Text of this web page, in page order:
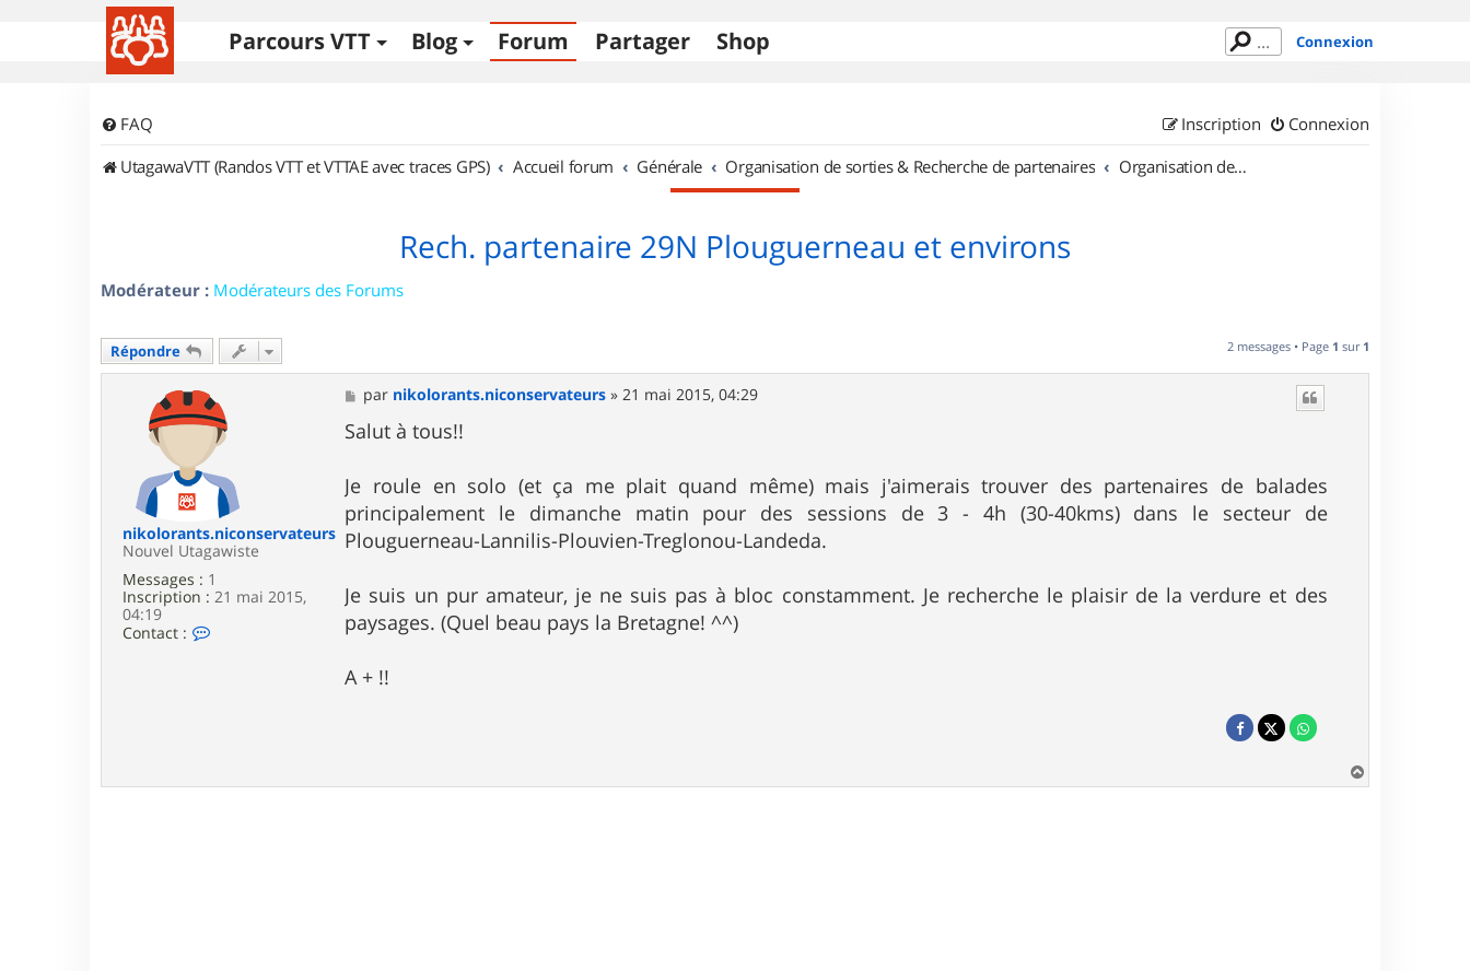
Parcours VTT Blog Forum Partager Shop Connexion
FAQ Connexion
Inscription
UtagawaVTT (Randos VTT et VTTAE avec traces GPS)
Accueil forum Générale Organisation de sorties & Recherche de partenaires Organisation de sorties en région Bretagne
Rech. partenaire 29N Plouguerneau et environs
Modérateur : Modérateurs des Forums
Répondre 2 messages • Page 1 sur 1
nikolorants.niconservateurs
Nouvel Utagawiste
Messages : 1
Inscription : 21 mai 2015,
04:19
Contact :
n
M
e
s
s
g
e
par nikolorants.niconservateurs »21 mai 2015, 04:29
Salut à tous!!
Je roule en solo (et ça me plait quand même) mais j'aimerais trouver des partenaires de balades
principalement le dimanche matin pour des sessions de 3 - 4h (30-40kms) dans le secteur de
Plouguerneau-Lannilis-Plouvien-Treglonou-Landeda.
Je suis un pur amateur, je ne suis pas à bloc constamment. Je recherche le plaisir de la verdure et des
paysages. (Quel beau pays la Bretagne! ^^)
A + !!
a